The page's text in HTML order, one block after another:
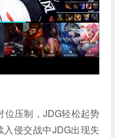
位压制，JDG轻松起势
侵交战中JDG出现失